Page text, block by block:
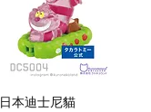
日本迪士尼貓